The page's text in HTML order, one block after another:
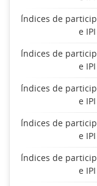
Índices de
e
Índices de
e
Índices de
e
Índices de
e
Índices de
e